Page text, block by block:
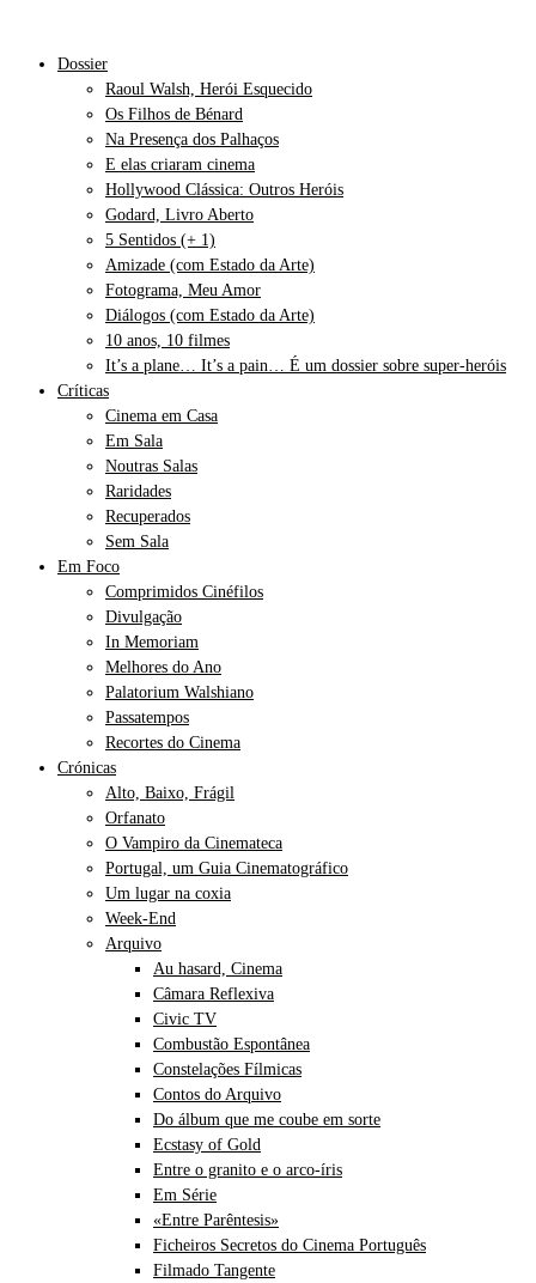
Dossier
Raoul Walsh, Herói Esquecido
Os Filhos de Bénard
Na Presença dos Palhaços
E elas criaram cinema
Hollywood Clássica: Outros Heróis
Godard, Livro Aberto
5 Sentidos (+ 1)
Amizade (com Estado da Arte)
Fotograma, Meu Amor
Diálogos (com Estado da Arte)
10 anos, 10 filmes
It’s a plane… It’s a pain… É um dossier sobre super-heróis
Críticas
Cinema em Casa
Em Sala
Noutras Salas
Raridades
Recuperados
Sem Sala
Em Foco
Comprimidos Cinéfilos
Divulgação
In Memoriam
Melhores do Ano
Palatorium Walshiano
Passatempos
Recortes do Cinema
Crónicas
Alto, Baixo, Frágil
Orfanato
O Vampiro da Cinemateca
Portugal, um Guia Cinematográfico
Um lugar na coxia
Week-End
Arquivo
Au hasard, Cinema
Câmara Reflexiva
Civic TV
Combustão Espontânea
Constelações Fílmicas
Contos do Arquivo
Do álbum que me coube em sorte
Ecstasy of Gold
Entre o granito e o arco-íris
Em Série
«Entre Parêntesis»
Ficheiros Secretos do Cinema Português
Filmado Tangente